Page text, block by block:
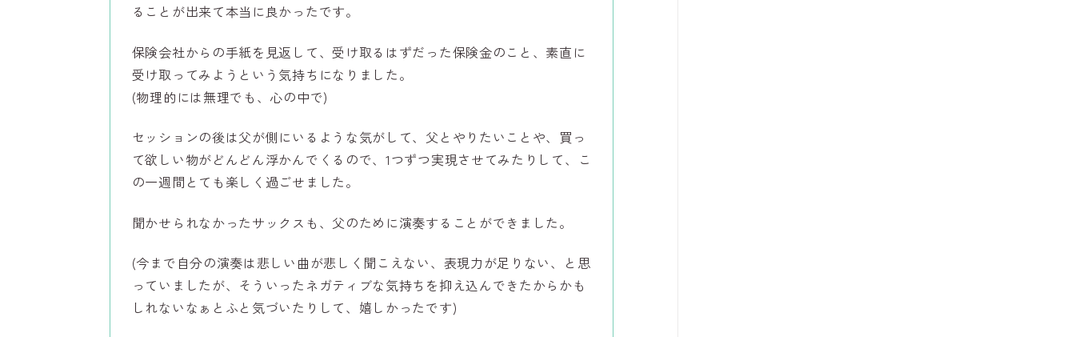
ることが出来て本当に良かったです。
保険会社からの手紙を見返して、受け取るはずだった保険金のこと、素直に
受け取ってみようという気持ちになりました。
(物理的には無理でも、心の中で)
セッションの後は父が側にいるような気がして、父とやりたいことや、買っ
て欲しい物がどんどん浮かんでくるので、1つずつ実現させてみたりして、こ
の一週間とても楽しく過ごせました。
聞かせられなかったサックスも、父のために演奏することができました。
(今まで自分の演奏は悲しい曲が悲しく聞こえない、表現力が足りない、と思
っていましたが、そういったネガティブな気持ちを抑え込んできたからかも
しれないなぁとふと気づいたりして、嬉しかったです)